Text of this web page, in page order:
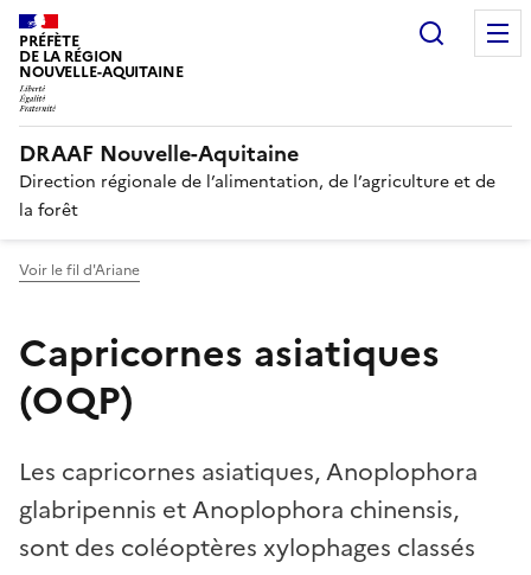
PRÉFÈTE
DE LA RÉGION
NOUVELLE-AQUITAINE
DRAAF Nouvelle-Aquitaine
Direction régionale de l’alimentation, de l’agriculture et de
la forêt
Voir le fil d'Ariane
Capricornes asiatiques
(OQP)
Les capricornes asiatiques, Anoplophora
glabripennis et Anoplophora chinensis,
sont des coléoptères xylophages classés